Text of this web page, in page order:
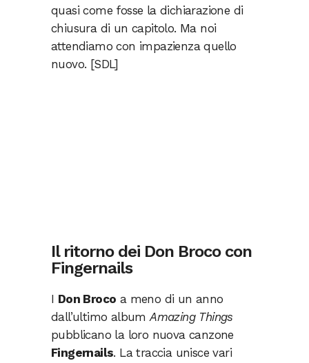
quasi come fosse la dichiarazione di
chiusura di un capitolo. Ma noi
attendiamo con impazienza quello
nuovo. [SDL]
Il ritorno dei Don Broco con
Fingernails
I Don Broco a meno di un anno
dall’ultimo albumAmazing Things
pubblicano la loro nuova canzone
Fingernails. La traccia unisce vari